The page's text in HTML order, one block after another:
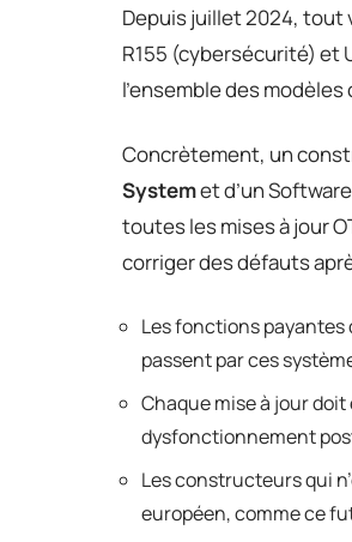
Depuis juillet 2024, tout
R155 (cybersécurité) et
l’ensemble des
Concrètement, un
Systemet d’un
toutes les mises à jour
corriger des défauts
Les fonctions
passent par ces
Chaque mise à jour
dysfonctionnement
Les constructeurs qui
européen, comme ce